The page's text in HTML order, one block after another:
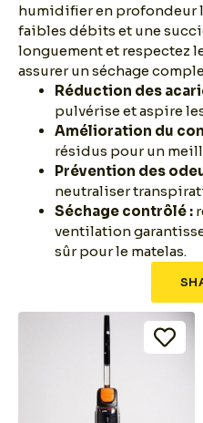
humidifier en profondeur
faibles débits et une
longuement et respectez
assurer un séchage
Réduction des
pulvérise et aspire
Amélioration du
résidus pour un
Prévention des
neutraliser
Séchage contrôlé :
ventilation
sûr pour le matelas.